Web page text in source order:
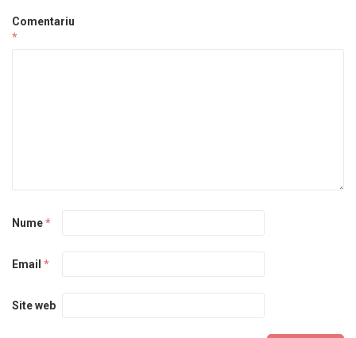
Comentariu
*
Nume*
Email *
Site web